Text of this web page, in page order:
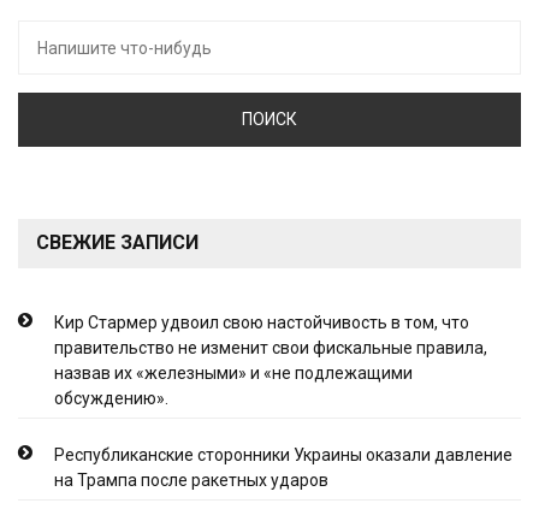
СВЕЖИЕ ЗАПИСИ
Кир Стармер удвоил свою настойчивость в том, что
правительство не изменит свои фискальные правила,
назвав их «железными» и «не подлежащими
обсуждению».
Республиканские сторонники Украины оказали давление
на Трампа после ракетных ударов